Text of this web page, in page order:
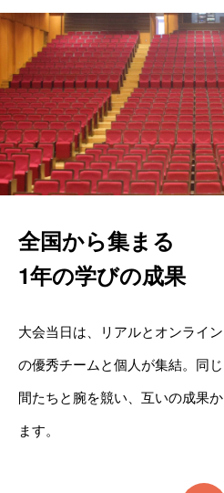
全国から集まる
1年の学びの成果
大会当日は、リアルとオンライ
の優秀チームと個人が集結。同
間たちと腕を競い、互いの成果
ます。